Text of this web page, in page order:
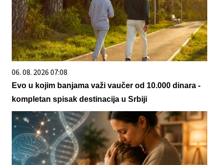
06. 08. 2026 07:08
Evo u kojim banjama važi vaučer od 10.000 dinara -
kompletan spisak destinacija u Srbiji